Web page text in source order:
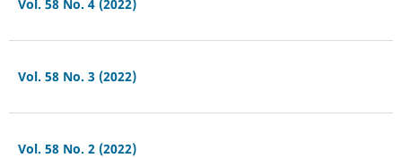
Vol. 58 No. 4 (2022)
Vol. 58 No. 3 (2022)
Vol. 58 No. 2 (2022)